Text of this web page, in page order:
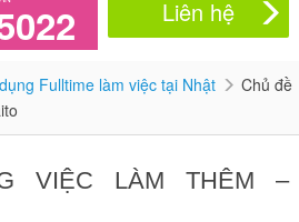
Liên hệ
Fulltime làm việc tại Nhật
Chủ đề
VIỆC LÀM THÊM –